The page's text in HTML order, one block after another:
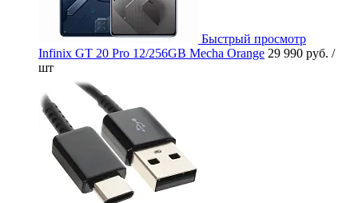
Быстрый просмотр
Infinix GT 20 Pro 12/256GB Mecha Orange 29 990 руб. /
шт